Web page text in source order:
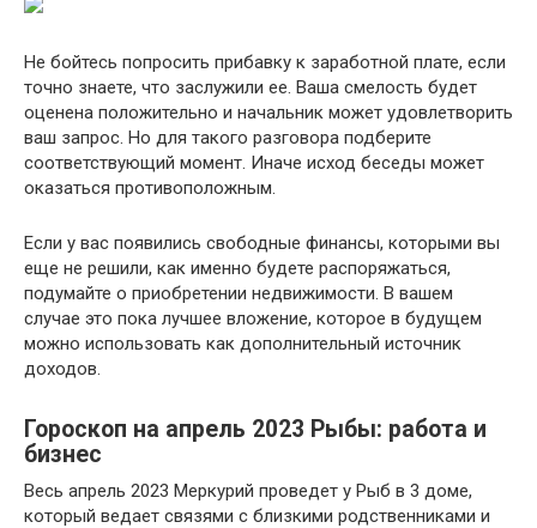
Не бойтесь попросить прибавку к заработной плате, если
точно знаете, что заслужили ее. Ваша смелость будет
оценена положительно и начальник может удовлетворить
ваш запрос. Но для такого разговора подберите
соответствующий момент. Иначе исход беседы может
оказаться противоположным.
Если у вас появились свободные финансы, которыми вы
еще не решили, как именно будете распоряжаться,
подумайте о приобретении недвижимости. В вашем
случае это пока лучшее вложение, которое в будущем
можно использовать как дополнительный источник
доходов.
Гороскоп на апрель 2023 Рыбы: работа и
бизнес
Весь апрель 2023 Меркурий проведет у Рыб в 3 доме,
который ведает связями с близкими родственниками и